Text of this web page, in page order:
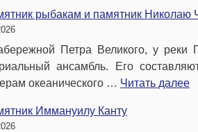
рыбакам и памятник Николаю
Петра Великого, у реки
ансамбль. Его
океанического … Читать далее
Иммануилу Канту